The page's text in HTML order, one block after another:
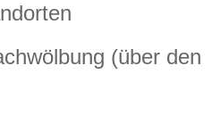
(über den